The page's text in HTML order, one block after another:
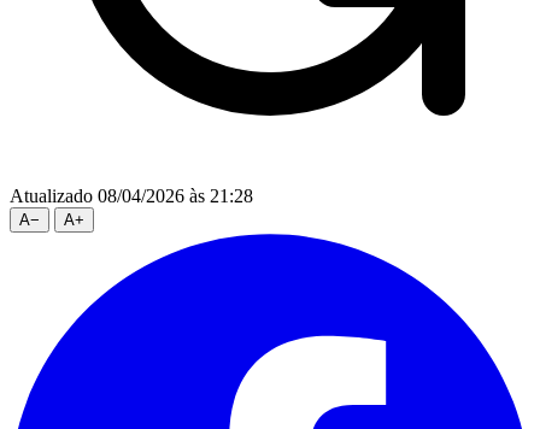
Atualizado 08/04/2026 às 21:28
A− A+